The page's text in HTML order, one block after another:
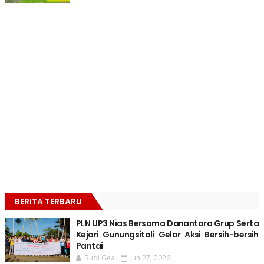
BERITA TERBARU
PLN UP3 Nias Bersama Danantara Grup Serta
Kejari Gunungsitoli Gelar Aksi Bersih-bersih
Pantai
Budi Gea Jun 27, 2026